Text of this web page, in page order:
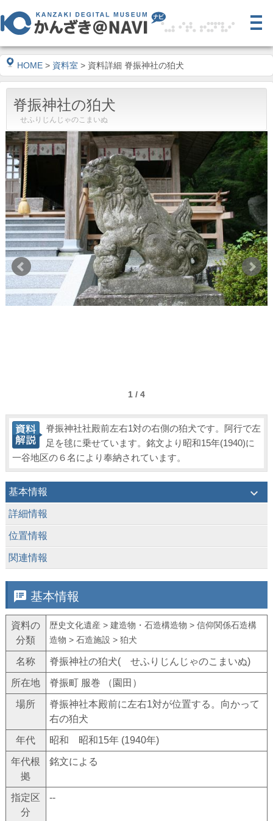
HOME > 資料室 > 資料詳細 脊振神社の狛犬
脊振神社の狛犬
せふりじんじゃのこまいぬ
1 / 4
脊振神社社殿前左右1対の右側の狛犬です。阿行で左
足を毬に乗せています。銘文より昭和15年(1940)に
一谷地区の６名により奉納されています。
基本情報 keyboard_arrow_down
詳細情報
位置情報
関連情報
speaker_notes 基本情報
資料の
分類
歴史文化遺産 > 建造物・石造構造物 > 信仰関係石造構
造物 > 石造施設 > 狛犬
名称 脊振神社の狛犬( せふりじんじゃのこまいぬ)
所在地 脊振町 服巻 （園田）
場所
脊振神社本殿前に左右1対が位置する。向かって
右の狛犬
年代 昭和 昭和15年 (1940年)
年代根
拠
銘文による
指定区
分
--